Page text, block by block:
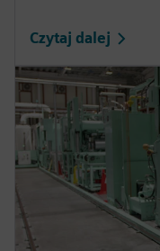
Czytaj dalej